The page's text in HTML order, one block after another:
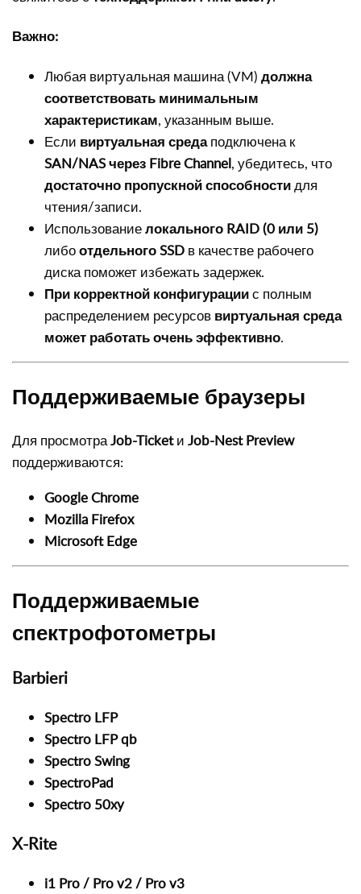
Важно:
Любая виртуальная машина (VM) должна
соответствовать минимальным
характеристикам, указанным выше.
Если виртуальная средаподключена к
SAN/NAS через Fibre Channel, убедитесь, что
достаточно пропускной способностидля
чтения/записи.
Использованиелокального RAID (0 или 5)
либоотдельного SSD в качестве рабочего
диска поможет избежать задержек.
При корректной конфигурациис полным
распределением ресурсов виртуальная среда
может работать очень эффективно.
Поддерживаемые браузеры
Для просмотраJob-Ticketи Job-Nest Preview
поддерживаются:
Google Chrome
Mozilla Firefox
Microsoft Edge
Поддерживаемые
спектрофотометры
Barbieri
Spectro LFP
Spectro LFP qb
Spectro Swing
SpectroPad
Spectro 50xy
X-Rite
i1 Pro / Pro v2 / Pro v3